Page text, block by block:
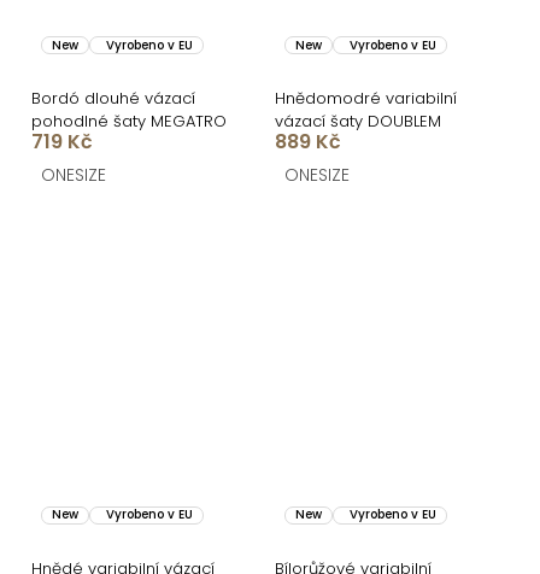
New Vyrobeno v EU
Bordó dlouhé vázací
pohodlné šaty MEGATRO
719 Kč
ONESIZE
New Vyrobeno v EU
Hnědomodré variabilní
vázací šaty DOUBLEM
889 Kč
ONESIZE
New Vyrobeno v EU
Hnědé variabilní vázací
New Vyrobeno v EU
Bílorůžové variabilní